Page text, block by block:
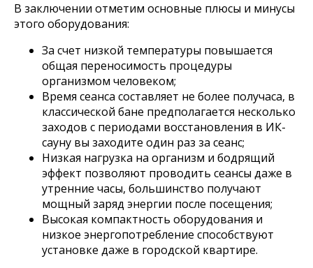
В заключении отметим основные плюсы и минусы
этого оборудования:
За счет низкой температуры повышается
общая переносимость процедуры
организмом человеком;
Время сеанса составляет не более получаса, в
классической бане предполагается несколько
заходов с периодами восстановления в ИК-
сауну вы заходите один раз за сеанс;
Низкая нагрузка на организм и бодрящий
эффект позволяют проводить сеансы даже в
утренние часы, большинство получают
мощный заряд энергии после посещения;
Высокая компактность оборудования и
низкое энергопотребление способствуют
установке даже в городской квартире.
Наши контакты
office@fitorodnik.ru
г. Москва, Ракетный бульвар, 16
Компания
О нас
Блог
Контакты